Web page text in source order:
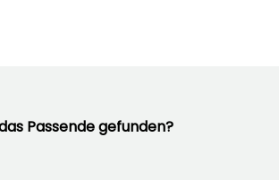
Passende gefunden?